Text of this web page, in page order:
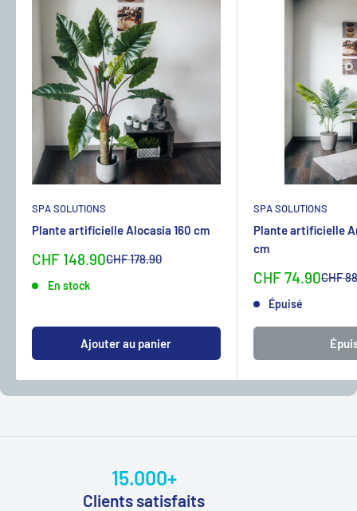
SPA SOLUTIONS
Plante artificielle Alocasia 160 cm
Sonderpreis
CHF 148.90Normalpreis
CHF 178.90
En stock
Ajouter au panier
SPA SOLUTIONS
Plante artificielle
cm
Sonderpreis
CHF 74.90CHF
Épuisé
15.000+
Clients satisfaits